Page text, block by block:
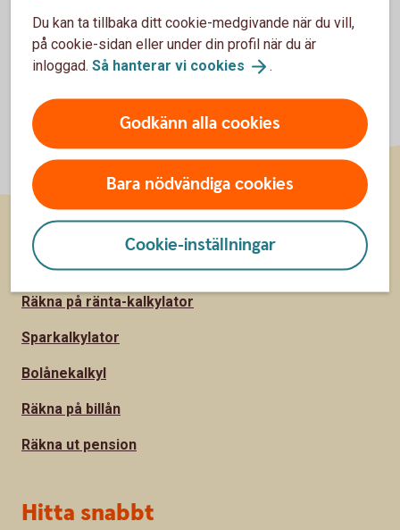
Du kan ta tillbaka ditt cookie-medgivande när du vill,
på cookie-sidan eller under din profil när du är
inloggad. Så hanterar vi cookies .
Godkänn alla cookies
Bara nödvändiga cookies
Cookie-inställningar
Sidfot
Räkna
Räkna på ränta-kalkylator
Sparkalkylator
Bolånekalkyl
Räkna på billån
Räkna ut pension
Hitta snabbt